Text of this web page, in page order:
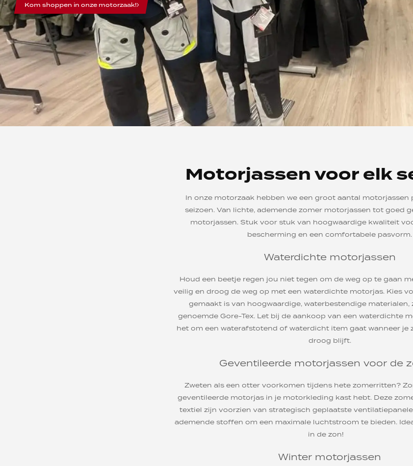
Kom shoppen in onze motorzaak!
Motorjassen voor elk
In onze motorzaak hebben we een groot aantal motorjassen
seizoen. Van lichte, ademende zomer motorjassen tot goed
motorjassen. Stuk voor stuk van hoogwaardige kwaliteit
bescherming en een comfortabele pasvorm.
Waterdichte motorjassen
Houd een beetje regen jou niet tegen om de weg op te gaan
veilig en droog de weg op met een waterdichte motorjas. Kies
gemaakt is van hoogwaardige, waterbestendige materialen,
genoemde Gore-Tex. Let bij de aankoop van een waterdichte
het om een waterafstotend of waterdicht item gaat wanneer je
droog blijft.
Geventileerde motorjassen voor de
Zweten als een otter voorkomen tijdens hete zomerritten?
geventileerde motorjas in je motorkleding kast hebt. Deze
textiel zijn voorzien van strategisch geplaatste
ademende stoffen om een maximale luchtstroom te bieden.
in de zon!
Winter motorjassen